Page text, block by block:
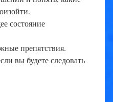
состояние
препятствия.
вы будете следовать